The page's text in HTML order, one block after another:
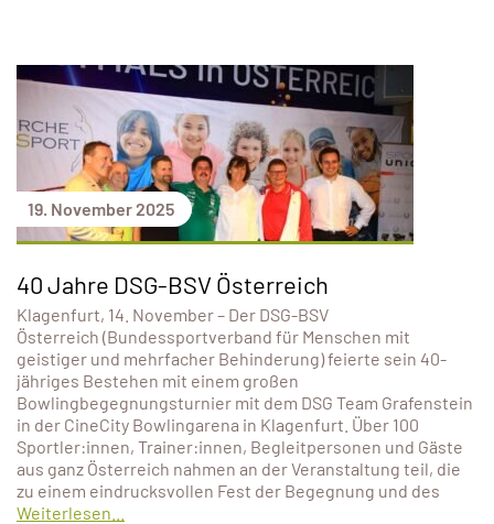
19. November 2025
40 Jahre DSG-BSV Österreich
Klagenfurt, 14. November – Der DSG-BSV
Österreich (Bundessportverband für Menschen mit
geistiger und mehrfacher Behinderung) feierte sein 40-
jähriges Bestehen mit einem großen
Bowlingbegegnungsturnier mit dem DSG Team Grafenstein
in der CineCity Bowlingarena in Klagenfurt. Über 100
Sportler:innen, Trainer:innen, Begleitpersonen und Gäste
aus ganz Österreich nahmen an der Veranstaltung teil, die
zu einem eindrucksvollen Fest der Begegnung und des
Weiterlesen...